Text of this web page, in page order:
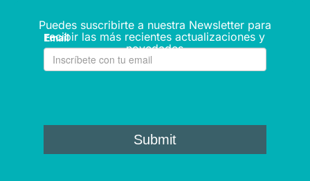
Puedes suscribirte a nuestra Newsletter para
recibir las más recientes actualizaciones y
novedades